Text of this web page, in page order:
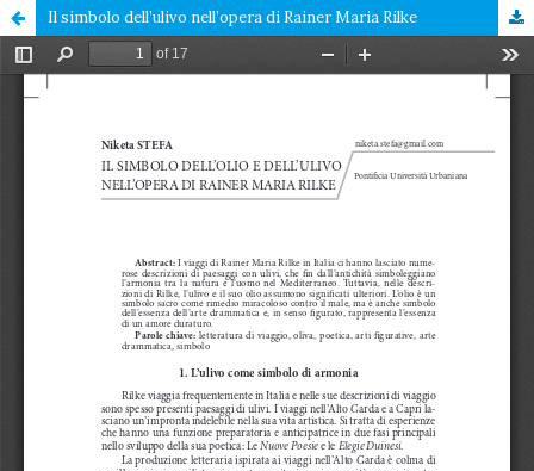
Il simbolo dell’ulivo nell’opera di Rainer Maria Rilke